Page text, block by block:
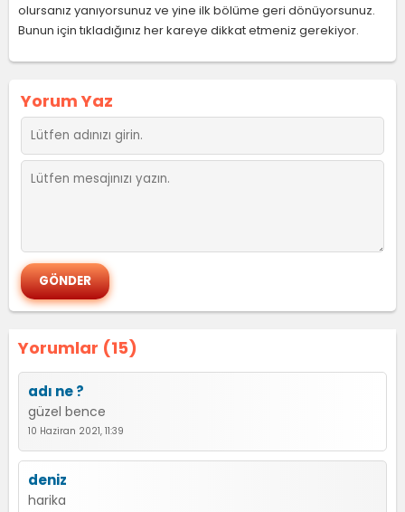
olursanız yanıyorsunuz ve yine ilk bölüme geri dönüyorsunuz.
Bunun için tıkladığınız her kareye dikkat etmeniz gerekiyor.
Yorumlar (15)
adı ne ?
güzel bence
10 Haziran 2021, 11:39
deniz
harika
Yorum Yaz